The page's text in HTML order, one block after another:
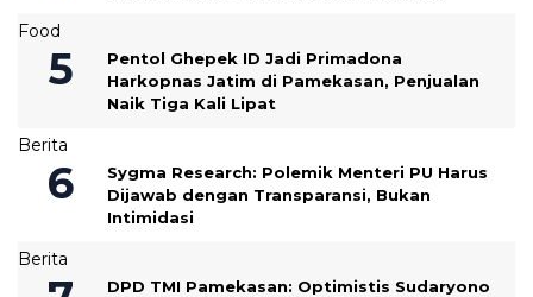
Food
Pentol Ghepek ID Jadi Primadona
Harkopnas Jatim di Pamekasan, Penjualan
Naik Tiga Kali Lipat
Berita
Sygma Research: Polemik Menteri PU Harus
Dijawab dengan Transparansi, Bukan
Intimidasi
Berita
DPD TMI Pamekasan: Optimistis Sudaryono